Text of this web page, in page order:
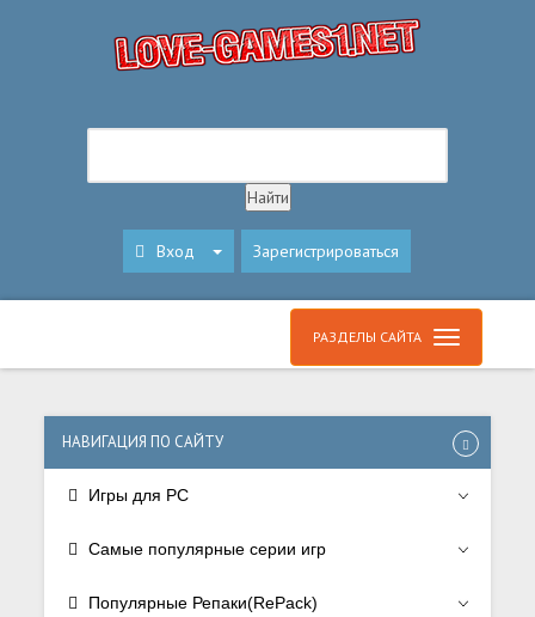
Вход Зарегистрироваться
РАЗДЕЛЫ САЙТА
НАВИГАЦИЯ ПО САЙТУ
Игры для PC
Самые популярные серии игр
Популярные Репаки(RePack)